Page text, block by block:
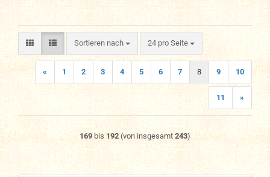
Sortieren nach
Sortieren nach 24 pro Seite
pro Seite
« 1 2 3 4 5 6 7 8 9 10
11 »
169bis192 (von insgesamt 243)